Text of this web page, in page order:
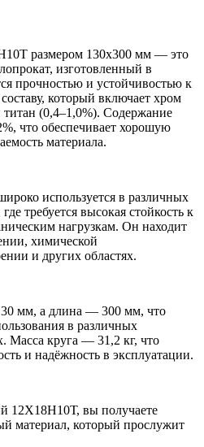
размером 130х300 мм — это
изготовленный в
прочностью и устойчивостью к
который включает хром
(0,4–1,0%). Содержание
что обеспечивает хорошую
материала.
используется в различных
требуется высокая стойкость к
нагрузкам. Он находит
химической
и других областях.
мм, а длина — 300 мм, что
в различных
Масса круга — 31,2 кг, что
и надёжность в эксплуатации.
12Х18Н10Т, вы получаете
материал, который прослужит